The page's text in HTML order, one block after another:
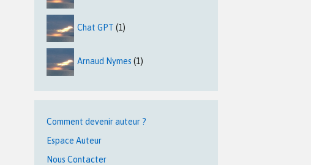
Chat GPT (1)
Arnaud Nymes (1)
Comment devenir auteur ?
Espace Auteur
Nous Contacter